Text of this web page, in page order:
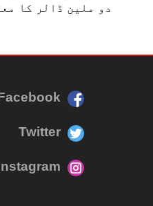
دو ملین ڈالر کا
Twitter